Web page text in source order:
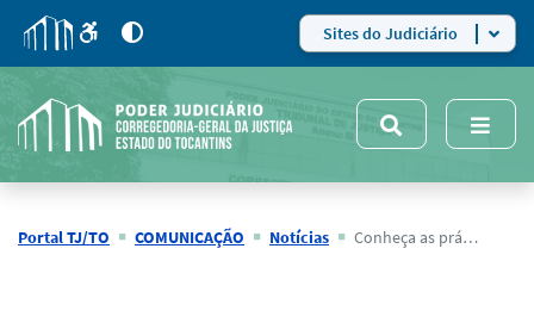
para
4
site
5
modo
de
contraste
Sites do Judiciário
Portal TJ/TO COMUNICAÇÃO Notícias Conheça as práticas vencedoras do 4º Prêmio Gestão Judiciária Ministro Sálvio de Figueiredo Teixeira